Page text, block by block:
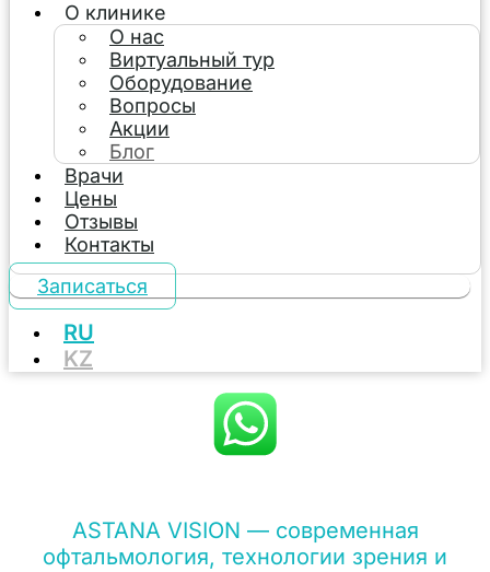
О клинике
О нас
Виртуальный тур
Оборудование
Вопросы
Акции
Блог
Врачи
Цены
Отзывы
Контакты
Записаться
RU
KZ
ASTANA VISION — современная
офтальмология, технологии зрения и